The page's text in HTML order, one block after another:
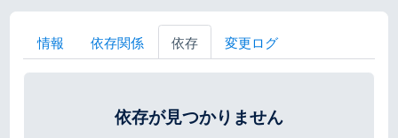
情報 依存関係 依存 変更ログ
依存が見つかりません